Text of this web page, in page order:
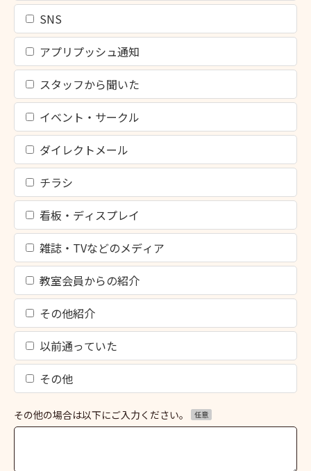
SNS
アプリプッシュ通知
スタッフから聞いた
イベント・サークル
ダイレクトメール
チラシ
看板・ディスプレイ
雑誌・TVなどのメディア
教室会員からの紹介
その他紹介
以前通っていた
その他
その他の場合は以下にご入力ください。 任意